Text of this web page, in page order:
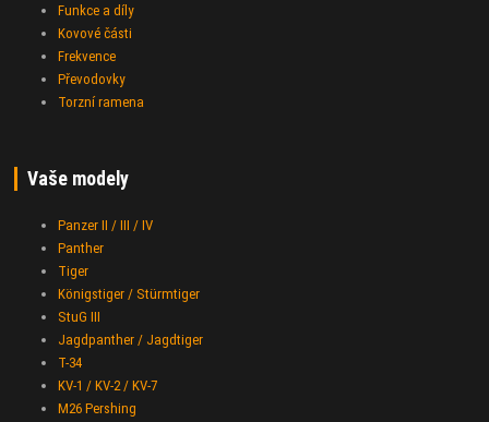
Funkce a díly
Kovové části
Frekvence
Převodovky
Torzní ramena
Vaše modely
Panzer II / III / IV
Panther
Tiger
Königstiger / Stürmtiger
StuG III
Jagdpanther / Jagdtiger
T-34
KV-1 / KV-2 / KV-7
M26 Pershing